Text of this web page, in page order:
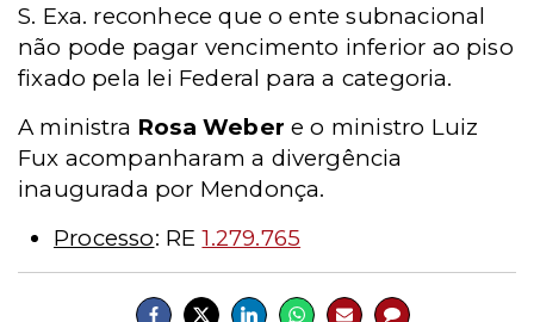
S. Exa. reconhece que o ente subnacional
não pode pagar vencimento inferior ao piso
fixado pela lei Federal para a categoria.
A ministra Rosa Weber e o ministro Luiz
Fux acompanharam a divergência
inaugurada por Mendonça.
Processo: RE1.279.765